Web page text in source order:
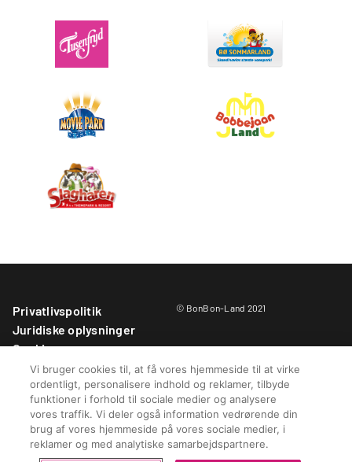
Privatlivspolitik
Juridiske oplysninger
Cookies
Parkregler
Købsbetingelser
Whistleblower-kontakt
BonBon-Land Fonden
Cookie - indstillinger
© BonBon-Land 2021
Vi bruger cookies til, at få vores hjemmeside til at virke
ordentligt, personalisere indhold og reklamer, tilbyde
funktioner i forhold til sociale medier og analysere
vores traffik. Vi deler også information vedrørende din
brug af vores hjemmeside på vores sociale medier, i
reklamer og med analytiske samarbejdspartnere.